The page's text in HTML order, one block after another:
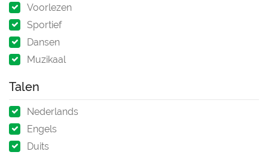
Voorlezen
Sportief
Dansen
Muzikaal
Talen
Nederlands
Engels
Duits